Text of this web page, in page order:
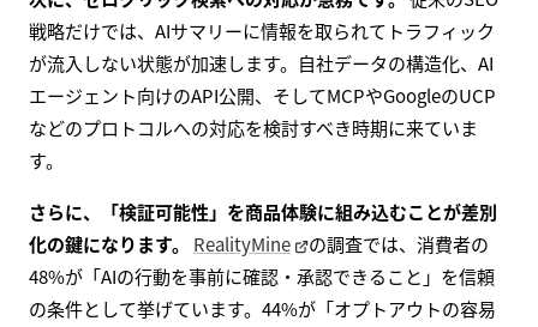
戦略だけでは、AIサマリーに情報を取られてトラフィック
が流入しない状態が加速します。自社データの構造化、AI
エージェント向けのAPI公開、そしてMCPやGoogleのUCP
などのプロトコルへの対応を検討すべき時期に来ていま
す。
さらに、「検証可能性」を商品体験に組み込むことが差別
化の鍵になります。
RealityMine
の調査では、消費者の
48%が「AIの行動を事前に確認・承認できること」を信頼
の条件として挙げています。44%が「オプトアウトの容易